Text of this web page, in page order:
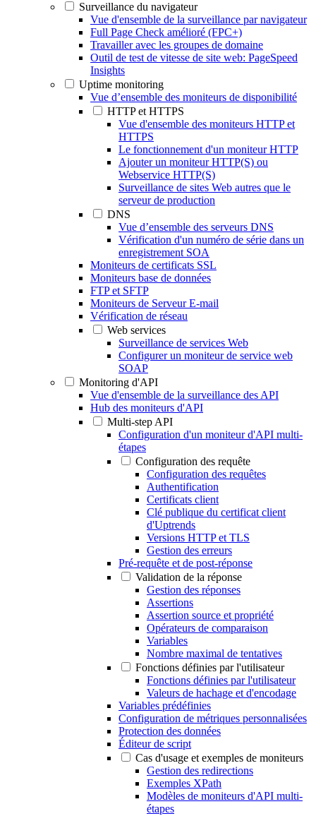
Surveillance du navigateur
Vue d'ensemble de la surveillance par navigateur
Full Page Check amélioré (FPC+)
Travailler avec les groupes de domaine
Outil de test de vitesse de site web: PageSpeed
Insights
Uptime monitoring
Vue d’ensemble des moniteurs de disponibilité
HTTP et HTTPS
Vue d'ensemble des moniteurs HTTP et
HTTPS
Le fonctionnement d'un moniteur HTTP
Ajouter un moniteur HTTP(S) ou
Webservice HTTP(S)
Surveillance de sites Web autres que le
serveur de production
DNS
Vue d’ensemble des serveurs DNS
Vérification d'un numéro de série dans un
enregistrement SOA
Moniteurs de certificats SSL
Moniteurs base de données
FTP et SFTP
Moniteurs de Serveur E-mail
Vérification de réseau
Web services
Surveillance de services Web
Configurer un moniteur de service web
SOAP
Monitoring d'API
Vue d'ensemble de la surveillance des API
Hub des moniteurs d'API
Multi-step API
Configuration d'un moniteur d'API multi-
étapes
Configuration des requête
Configuration des requêtes
Authentification
Certificats client
Clé publique du certificat client
d'Uptrends
Versions HTTP et TLS
Gestion des erreurs
Pré-requête et de post-réponse
Validation de la réponse
Gestion des réponses
Assertions
Assertion source et propriété
Opérateurs de comparaison
Variables
Nombre maximal de tentatives
Fonctions définies par l'utilisateur
Fonctions définies par l'utilisateur
Valeurs de hachage et d'encodage
Variables prédéfinies
Configuration de métriques personnalisées
Protection des données
Éditeur de script
Cas d'usage et exemples de moniteurs
Gestion des redirections
Exemples XPath
Modèles de moniteurs d'API multi-
étapes